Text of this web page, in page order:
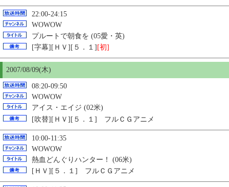
22:00-24:15
WOWOW
プルートで朝食を (05愛・英)
[字幕][ＨＶ][５．１] [初]
2007/08/09(木)
08:20-09:50
WOWOW
アイス・エイジ (02米)
[吹替][ＨＶ][５．１] フルＣＧアニメ
10:00-11:35
WOWOW
熱血どんぐりハンター！ (06米)
[ＨＶ][５．１] フルＣＧアニメ